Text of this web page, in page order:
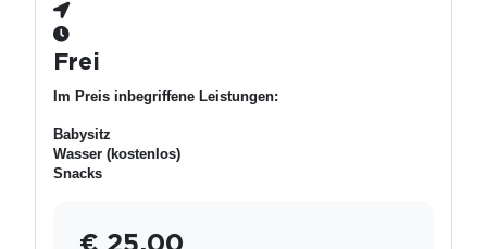
Frei
Im Preis inbegriffene Leistungen:
Babysitz
Wasser (kostenlos)
Snacks
€ 25.00